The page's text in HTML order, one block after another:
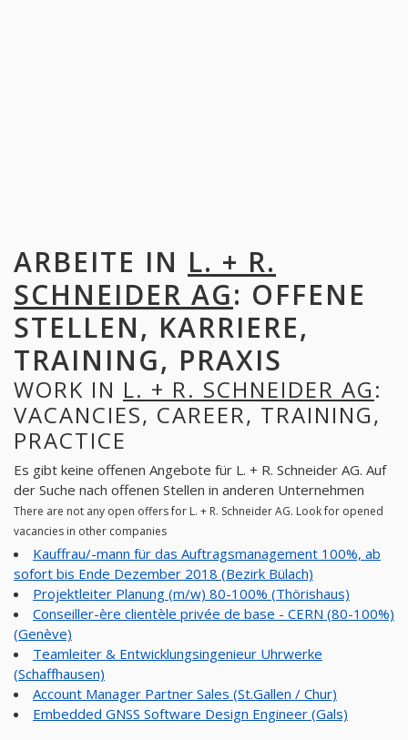
ARBEITE IN L. + R.
SCHNEIDER AG: OFFENE
STELLEN, KARRIERE,
TRAINING, PRAXIS
WORK IN L. + R. SCHNEIDER AG:
VACANCIES, CAREER, TRAINING,
PRACTICE
Es gibt keine offenen Angebote für L. + R. Schneider AG. Auf
der Suche nach offenen Stellen in anderen Unternehmen
There are not any open offers for L. + R. Schneider AG. Look for opened
vacancies in other companies
Kauffrau/-mann für das Auftragsmanagement 100%, ab
sofort bis Ende Dezember 2018 (Bezirk Bülach)
Projektleiter Planung (m/w) 80-100% (Thörishaus)
Conseiller-ère clientèle privée de base - CERN (80-100%)
(Genève)
Teamleiter & Entwicklungsingenieur Uhrwerke
(Schaffhausen)
Account Manager Partner Sales (St.Gallen / Chur)
Embedded GNSS Software Design Engineer (Gals)